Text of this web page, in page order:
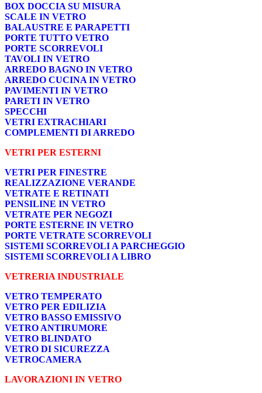
BOX DOCCIA SU MISURA
SCALE IN VETRO
BALAUSTRE E PARAPETTI
PORTE TUTTO VETRO
PORTE SCORREVOLI
TAVOLI IN VETRO
ARREDO BAGNO IN VETRO
ARREDO CUCINA IN VETRO
PAVIMENTI IN VETRO
PARETI IN VETRO
SPECCHI
VETRI EXTRACHIARI
COMPLEMENTI DI ARREDO
VETRI PER ESTERNI
VETRI PER FINESTRE
REALIZZAZIONE VERANDE
VETRATE E RETINATI
PENSILINE IN VETRO
VETRATE PER NEGOZI
PORTE ESTERNE IN VETRO
PORTE VETRATE SCORREVOLI
SISTEMI SCORREVOLI A PARCHEGGIO
SISTEMI SCORREVOLI A LIBRO
VETRERIA INDUSTRIALE
VETRO TEMPERATO
VETRO PER EDILIZIA
VETRO BASSO EMISSIVO
VETRO ANTIRUMORE
VETRO BLINDATO
VETRO DI SICUREZZA
VETROCAMERA
LAVORAZIONI IN VETRO